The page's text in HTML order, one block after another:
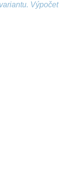
Výpočet